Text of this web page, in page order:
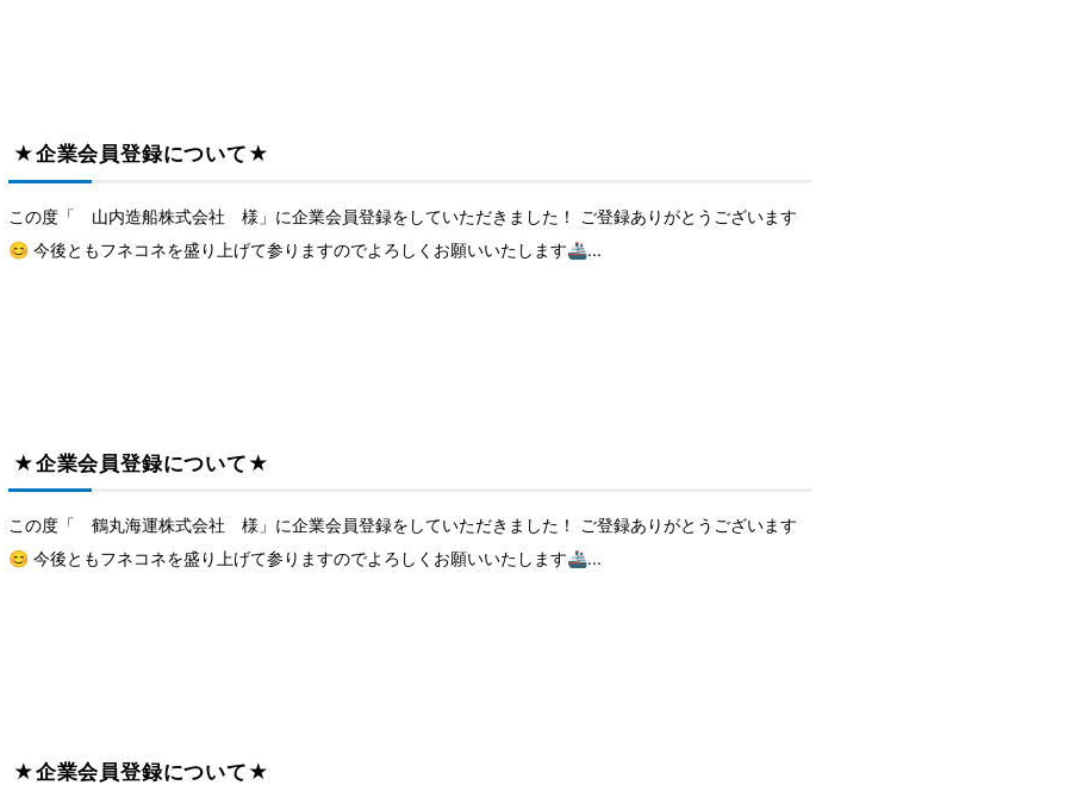
★企業会員登録について★
この度「 山内造船株式会社 様」に企業会員登録をしていただきました！ ご登録ありがとうございます
😊 今後ともフネコネを盛り上げて参りますのでよろしくお願いいたします🚢...
★企業会員登録について★
この度「 鶴丸海運株式会社 様」に企業会員登録をしていただきました！ ご登録ありがとうございます
😊 今後ともフネコネを盛り上げて参りますのでよろしくお願いいたします🚢...
★企業会員登録について★